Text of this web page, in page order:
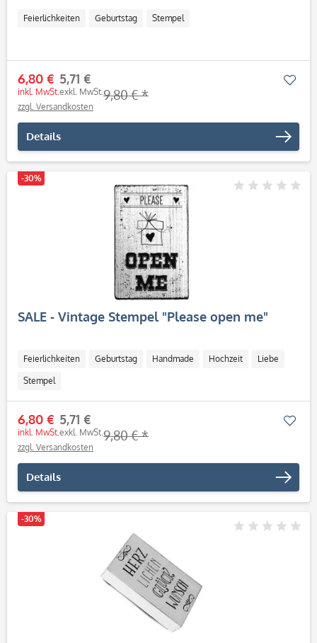
Feierlichkeiten Geburtstag Stempel
6,80 €
inkl. MwSt.
5,71 €
exkl. MwSt.9,80 € *
zzgl. Versandkosten
Details
-30%
SALE - Vintage Stempel "Please open me"
Feierlichkeiten Geburtstag Handmade Hochzeit Liebe
Stempel
6,80 €
inkl. MwSt.
5,71 €
exkl. MwSt.9,80 € *
zzgl. Versandkosten
Details
-30%